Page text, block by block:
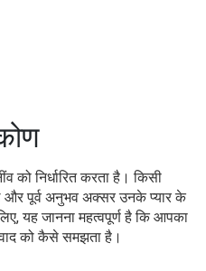
को निर्धारित करता है। किसी
और पूर्व अनुभव अक्सर उनके प्यार के
यह जानना महत्वपूर्ण है कि आपका
को कैसे समझता है।